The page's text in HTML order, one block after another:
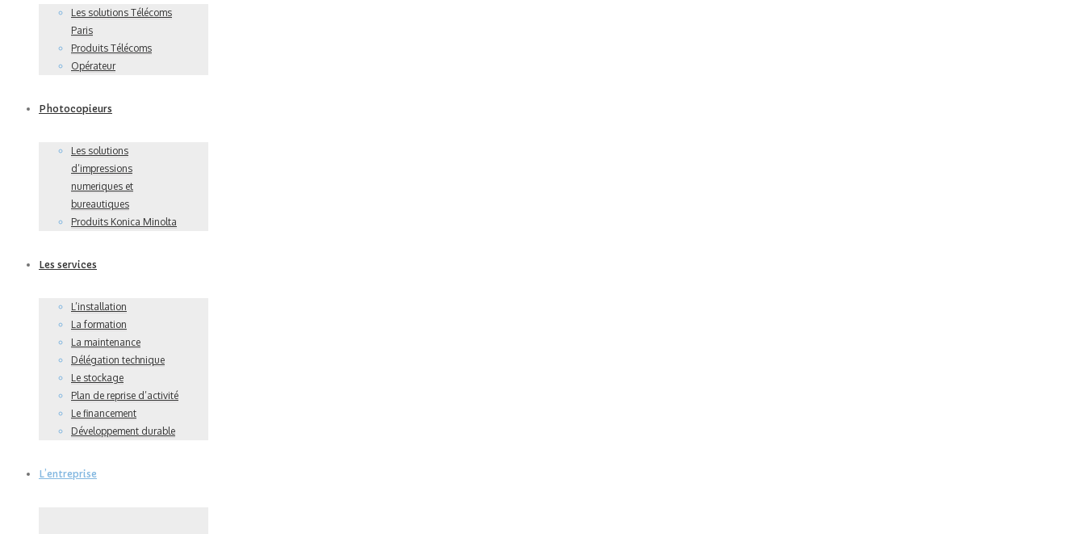
Les solutions Télécoms
Paris
Produits Télécoms
Opérateur
Photocopieurs
Les solutions
d’impressions
numeriques et
bureautiques
Produits Konica Minolta
Les services
L’installation
La formation
La maintenance
Délégation technique
Le stockage
Plan de reprise d’activité
Le financement
Développement durable
L’entreprise